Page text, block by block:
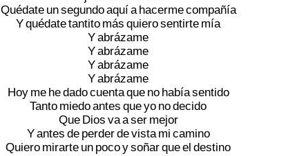
Quédate unsegundoaquía hacermecompañía
Yquédatetantito más quierosentirte mía
Yabrázame
Yabrázame
Yabrázame
Yabrázame
Hoy me hedadocuentaque no habíasentido
Tanto miedoantes queyo nodecido
Que Dios vaaser mejor
Yantes de perderdevista mi camino
Quiero mirarte un pocoysoñarqueel destino